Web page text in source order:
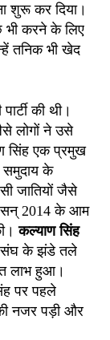
शुरू कर दिया।
भी करने के लिए
तनिक भी खेद
की थी।
लोगों ने उसे
सिंह एक प्रमुख
के
जातियों जैसे
सन् 2014 के आम
कल्याण सिंह
संघ के झंडे तले
लाभ हुआ।
पर पहले
नजर पड़ी और